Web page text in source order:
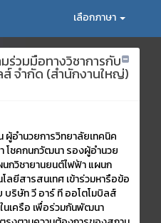
เลือกภาษา
ร่วมมือทางวิชาการกับ
จำกัด (สำนักงานใหญ่)
อำนวยการวิทยาลัยเทคนิค
โชคกนกวัฒนา รองผู้อำนวย
กวิชายานยนต์ไฟฟ้า แผนก
ลยีสารสนเทศ เข้าร่วมหารือข้อ
บริษัท วี อาร์ ที ออโตโมบิลส์
นเครือ เพื่อร่วมกันพัฒนา